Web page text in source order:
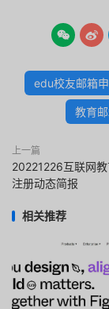
 
edu校友邮箱
教育
上一篇
20221226互联网
注册动态简报
相关推荐